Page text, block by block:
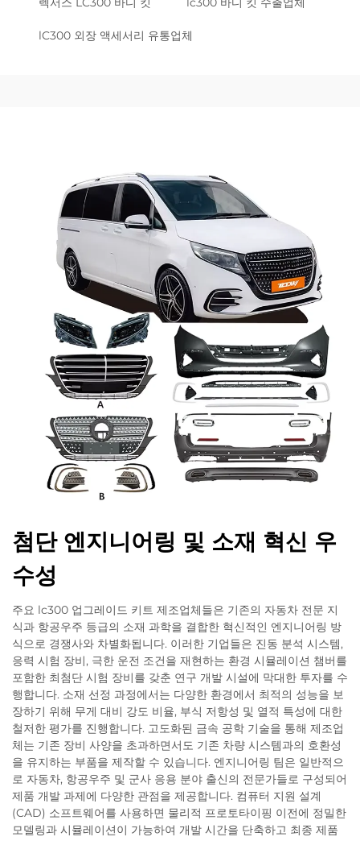
lC300 외장 액세서리 유통업체
첨단 엔지니어링 및 소재 혁신 우
수성
주요 lc300 업그레이드 키트 제조업체들은 기존의 자동차 전문 지
식과 항공우주 등급의 소재 과학을 결합한 혁신적인 엔지니어링 방
식으로 경쟁사와 차별화됩니다. 이러한 기업들은 진동 분석 시스템,
응력 시험 장비, 극한 운전 조건을 재현하는 환경 시뮬레이션 챔버를
포함한 최첨단 시험 장비를 갖춘 연구 개발 시설에 막대한 투자를 수
행합니다. 소재 선정 과정에서는 다양한 환경에서 최적의 성능을 보
장하기 위해 무게 대비 강도 비율, 부식 저항성 및 열적 특성에 대한
철저한 평가를 진행합니다. 고도화된 금속 공학 기술을 통해 제조업
체는 기존 장비 사양을 초과하면서도 기존 차량 시스템과의 호환성
을 유지하는 부품을 제작할 수 있습니다. 엔지니어링 팀은 일반적으
로 자동차, 항공우주 및 군사 응용 분야 출신의 전문가들로 구성되어
제품 개발 과제에 다양한 관점을 제공합니다. 컴퓨터 지원 설계
(CAD) 소프트웨어를 사용하면 물리적 프로토타이핑 이전에 정밀한
모델링과 시뮬레이션이 가능하여 개발 시간을 단축하고 최종 제품